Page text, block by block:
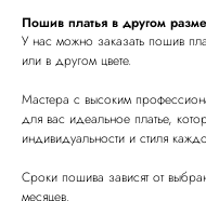
Пошив платья в другом
У нас можно заказать пошив
или в другом цвете.
Мастера с высоким
для вас идеальное платье,
индивидуальности и стиля
Сроки пошива зависят от
месяцев.